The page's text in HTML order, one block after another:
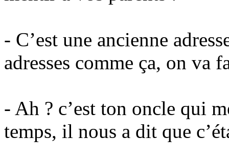
- C’est une ancienne
adresses comme ça, on va
- Ah ? c’est ton oncle qui
temps, il nous a dit que